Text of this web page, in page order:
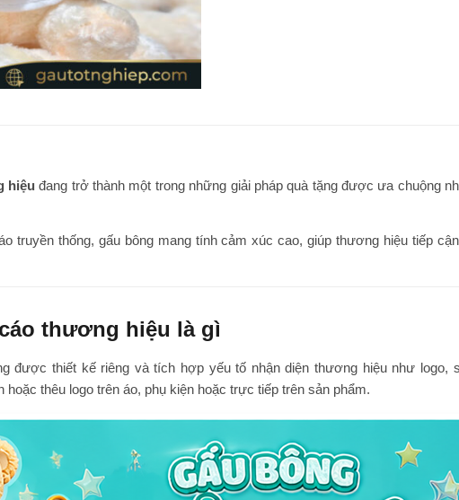
hiệu đang trở thành một trong những giải pháp quà tặng được ưa chuộng
truyền thống, gấu bông mang tính cảm xúc cao, giúp thương hiệu tiếp
thương hiệu là gì
được thiết kế riêng và tích hợp yếu tố nhận diện thương hiệu như logo,
thêu logo trên áo, phụ kiện hoặc trực tiếp trên sản phẩm.